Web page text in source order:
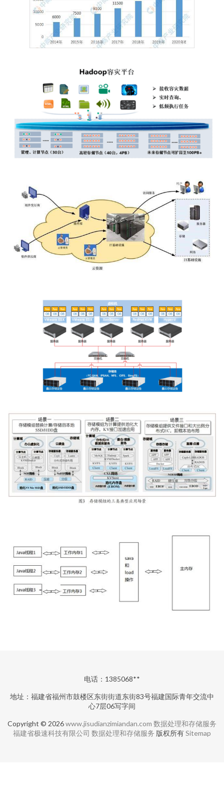
电话：1385068**
地址：福建省福州市鼓楼区东街街道东街83号福建国际青年交流中
心7层06写字间
Copyright © 2026www.jisudianzimiandan.com 数据处理和存储服务
福建省极速科技有限公司 数据处理和存储服务 版权所有Sitemap